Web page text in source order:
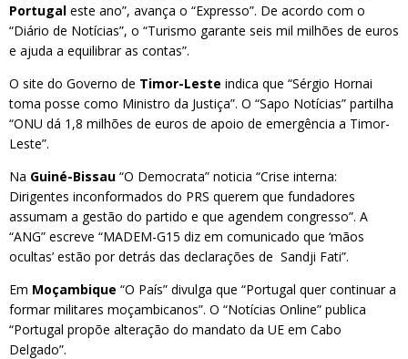
Portugal este ano”, avança o “Expresso”. De acordo com o
“Diário de Notícias”, o “Turismo garante seis mil milhões de euros
e ajuda a equilibrar as contas”.
O site do Governo de Timor-Leste indica que “Sérgio Hornai
toma posse como Ministro da Justiça”. O “Sapo Notícias” partilha
“ONU dá 1,8 milhões de euros de apoio de emergência a Timor-
Leste”.
Na Guiné-Bissau “O Democrata” noticia “Crise interna:
Dirigentes inconformados do PRS querem que fundadores
assumam a gestão do partido e que agendem congresso”. A
“ANG” escreve “MADEM-G15 diz em comunicado que ‘mãos
ocultas’ estão por detrás das declarações de Sandji Fati”.
Em Moçambique “O País” divulga que “Portugal quer continuar a
formar militares moçambicanos”. O “Notícias Online” publica
“Portugal propõe alteração do mandato da UE em Cabo
Delgado”.